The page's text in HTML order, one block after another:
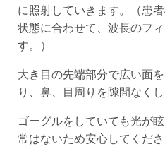
に照射していきます。（患
状態に合わせて、波長のフ
す。）
大き目の先端部分で広い面
り、鼻、目周りを隙間なく
ゴーグルをしていても光が
常はないため安心してくださ